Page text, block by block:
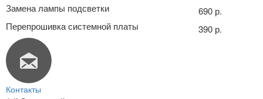
Замена лампы подсветки
690 р.
Перепрошивка системной платы
390 р.
Контакты